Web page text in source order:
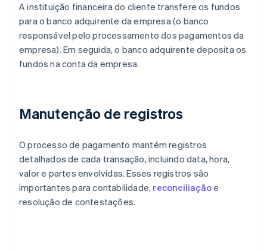
A instituição financeira do cliente transfere os fundos
para o banco adquirente da empresa (o banco
responsável pelo processamento dos pagamentos da
empresa). Em seguida, o banco adquirente deposita os
fundos na conta da empresa.
Manutenção de registros
O processo de pagamento mantém registros
detalhados de cada transação, incluindo data, hora,
valor e partes envolvidas. Esses registros são
importantes para contabilidade, reconciliaçãoe
resolução de contestações.